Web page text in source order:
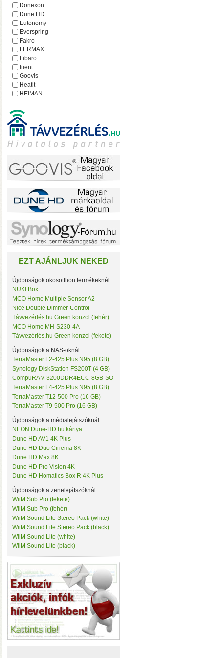
Donexon
Dune HD
Eutonomy
Everspring
Fakro
FERMAX
Fibaro
frient
Goovis
Heatit
HEIMAN
iEAST
Imperial
Incipio
Lejátszó.hu
Lince
Mean Well
MOHAnet
Nabu Casa
NEO
NEON
Nice
Noname
NorStone
NorthQ
Omega Optical
OWC
Philio Technology
Poly Control
Popp
Qubino
Remotec
Seagate
Sensative
Shelly
Silicon Labs
Silicon Power
Skydigital
SmartWise
Sonnet
Synology
Targus
Távvezérlés.hu
Tenda
TerraMaster
ThirdReality
TKB Home
Twelve South
Ubiquiti
UPS Power
Vision Security
WD
WiiM
Y-Cam
Z-Wave.Me
Zipato
EZT AJÁNLJUK NEKED
Újdonságok okosotthon termékeknél:
NUKI Box
MCO Home Multiple Sensor A2
Nice Double Dimmer-Control
Távvezérlés.hu Green konzol (fehér)
MCO Home MH-S230-4A
Távvezérlés.hu Green konzol (fekete)
Újdonságok a NAS-oknál:
TerraMaster F2-425 Plus N95 (8 GB)
Synology DiskStation FS200T (4 GB)
CompuRAM 3200DDR4ECC-8GB-SO
TerraMaster F4-425 Plus N95 (8 GB)
TerraMaster T12-500 Pro (16 GB)
TerraMaster T9-500 Pro (16 GB)
Újdonságok a médialejátszóknál:
NEON Dune-HD.hu kártya
Dune HD AV1 4K Plus
Dune HD Duo Cinema 8K
Dune HD Max 8K
Dune HD Pro Vision 4K
Dune HD Homatics Box R 4K Plus
Újdonságok a zenelejátszóknál:
WiiM Sub Pro (fekete)
WiiM Sub Pro (fehér)
WiiM Sound Lite Stereo Pack (white)
WiiM Sound Lite Stereo Pack (black)
WiiM Sound Lite (white)
WiiM Sound Lite (black)